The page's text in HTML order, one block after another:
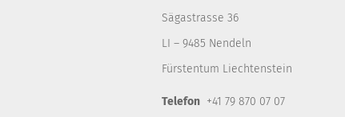
Sägastrasse 36
LI – 9485 Nendeln
Fürstentum Liechtenstein
Telefon +41 79 870 07 07